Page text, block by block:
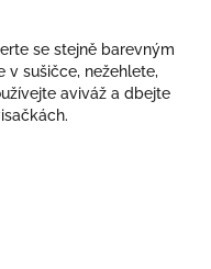
se stejně barevným
v sušičce, nežehlete,
aviváž a dbejte